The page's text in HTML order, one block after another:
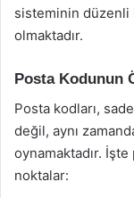
sisteminin düzenli
olmaktadır.
Posta Kodunun
Posta kodları,
değil, aynı
oynamaktadır.
noktalar: